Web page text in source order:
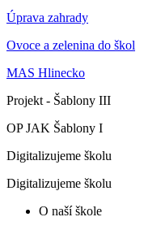
Úprava zahrady
Ovoce a zelenina do škol
MAS Hlinecko
Projekt - Šablony III
OP JAK Šablony I
Digitalizujeme školu
Digitalizujeme školu
O naší škole